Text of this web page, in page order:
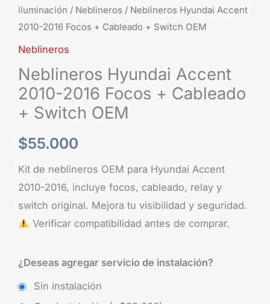
iluminación / Neblineros / Neblineros Hyundai Accent
2010-2016 Focos + Cableado + Switch OEM
Neblineros
Neblineros Hyundai Accent
2010-2016 Focos + Cableado
+ Switch OEM
$55.000
Kit de neblineros OEM para Hyundai Accent
2010-2016, incluye focos, cableado, relay y
switch original. Mejora tu visibilidad y seguridad.
Verificar compatibilidad antes de comprar.
¿Deseas agregar servicio de instalación?
Sin instalación